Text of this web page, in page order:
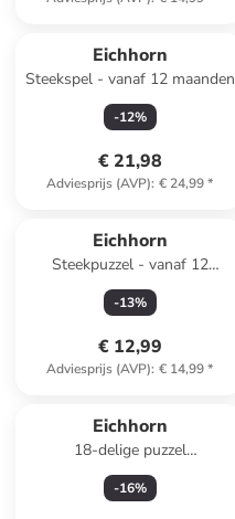
Eichhorn
Steekspel - vanaf 12 maanden
-12%
€ 21,98
Adviesprijs (AVP): € 24,99*
Eichhorn
Steekpuzzel - vanaf 12
maanden
-13%
€ 12,99
Adviesprijs (AVP): € 14,99*
Eichhorn
18-delige puzzel
"Lichaamsdelen" - vanaf 2 jaar
-16%